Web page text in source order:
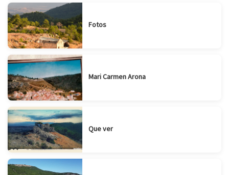
Fotos
Mari Carmen Arona
Que ver